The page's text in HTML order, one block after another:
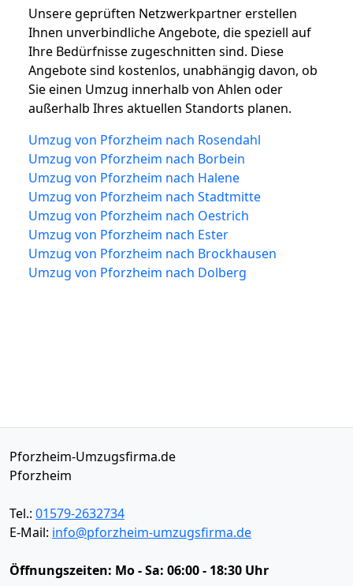
Unsere geprüften Netzwerkpartner erstellen
Ihnen unverbindliche Angebote, die speziell auf
Ihre Bedürfnisse zugeschnitten sind. Diese
Angebote sind kostenlos, unabhängig davon, ob
Sie einen Umzug innerhalb von Ahlen oder
außerhalb Ihres aktuellen Standorts planen.
Umzug von Pforzheim nach Rosendahl
Umzug von Pforzheim nach Borbein
Umzug von Pforzheim nach Halene
Umzug von Pforzheim nach Stadtmitte
Umzug von Pforzheim nach Oestrich
Umzug von Pforzheim nach Ester
Umzug von Pforzheim nach Brockhausen
Umzug von Pforzheim nach Dolberg
Pforzheim-Umzugsfirma.de
Pforzheim
Tel.: 01579-2632734
E-Mail: info@pforzheim-umzugsfirma.de
Öffnungszeiten: Mo - Sa: 06:00 - 18:30 Uhr